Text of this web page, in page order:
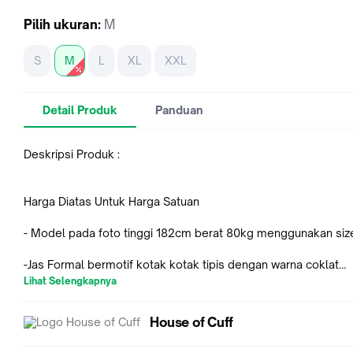
Pilih ukuran: M
S M L XL XXL
Detail Produk Panduan
Deskripsi Produk :
Harga Diatas Untuk Harga Satuan
- Model pada foto tinggi 182cm berat 80kg menggunakan
-Jas Formal bermotif kotak kotak tipis dengan warna coklat
menimbulkan kesan yang formal dan sangat stylish untuk kerja
- Setiap pembelian mendapatkan sarung jas dan gantungan
Lihat Selengkapnya
House of Cuff